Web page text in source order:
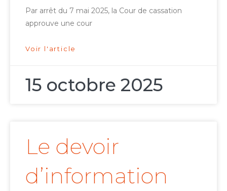
Par arrêt du 7 mai 2025, la Cour de cassation
approuve une cour
Voir l'article
15 octobre 2025
Le devoir
d’information